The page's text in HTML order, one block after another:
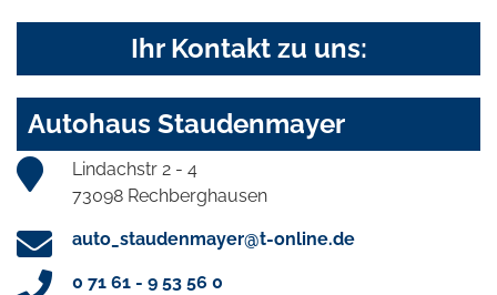
Ihr Kontakt zu uns:
Autohaus Staudenmayer
Lindachstr 2 - 4
73098 Rechberghausen
auto_staudenmayer@t-online.de
0 71 61 - 9 53 56 0